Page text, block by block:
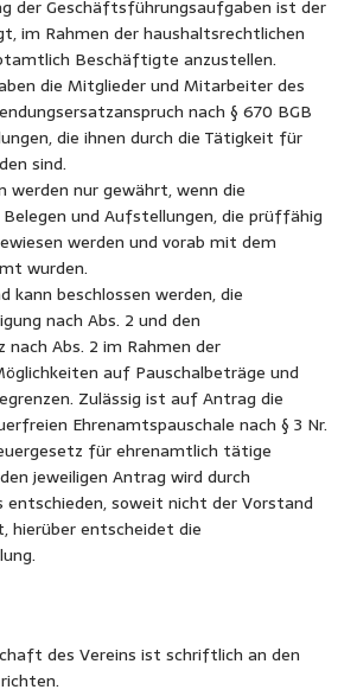
der Geschäftsführungsaufgaben ist der
im Rahmen der haushaltsrechtlichen
Beschäftigte anzustellen.
die Mitglieder und Mitarbeiter des
nach § 670 BGB
die ihnen durch die Tätigkeit für
sind.
werden nur gewährt, wenn die
und Aufstellungen, die prüffähig
werden und vorab mit dem
wurden.
kann beschlossen werden, die
nach Abs. 2 und den
Abs. 2 im Rahmen der
auf Pauschalbeträge und
Zulässig ist auf Antrag die
Ehrenamtspauschale nach § 3 Nr.
für ehrenamtlich tätige
jeweiligen Antrag wird durch
entschieden, soweit nicht der Vorstand
entscheidet die
des Vereins ist schriftlich an den